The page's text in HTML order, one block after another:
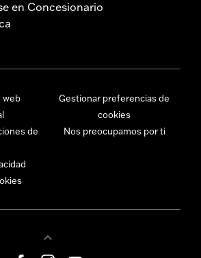
en Concesionario
web
de
Gestionar preferencias de
cookies
Nos preocupamos por ti